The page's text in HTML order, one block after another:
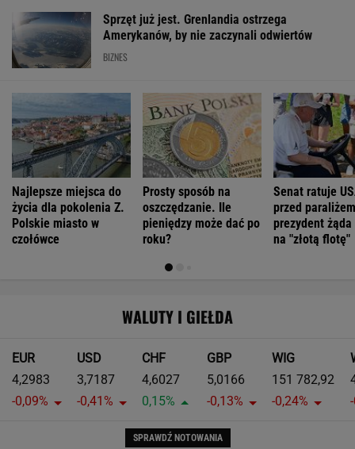
Sprzęt już jest. Grenlandia ostrzega
Amerykanów, by nie zaczynali odwiertów
BIZNES
Najlepsze miejsca do
życia dla pokolenia Z.
Polskie miasto w
czołówce
Prosty sposób na
oszczędzanie. Ile
pieniędzy może dać po
roku?
Senat ratuje
przed
prezydent żąda
na "złotą flotę"
WALUTY I GIEŁDA
EUR
4,2983
-0,09%
USD
3,7187
-0,41%
CHF
4,6027
0,15%
GBP
5,0166
-0,13%
WIG
151 782,92
-0,24%
SPRAWDŹ NOTOWANIA